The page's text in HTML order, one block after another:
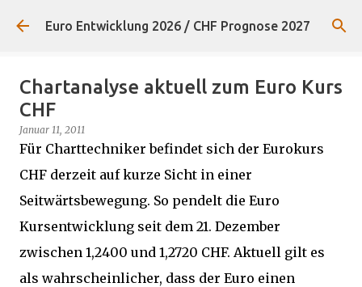
Direkt zum Hauptbereich
Euro Entwicklung 2026 / CHF Prognose 2027
Chartanalyse aktuell zum Euro Kurs
CHF
Januar 11, 2011
Für Charttechniker befindet sich der Eurokurs
CHF derzeit auf kurze Sicht in einer
Seitwärtsbewegung. So pendelt die Euro
Kursentwicklung seit dem 21. Dezember
zwischen 1,2400 und 1,2720 CHF. Aktuell gilt es
als wahrscheinlicher, dass der Euro einen